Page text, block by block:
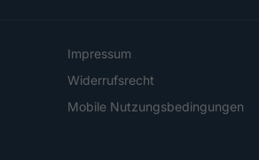
Impressum
Widerrufsrecht
Mobile Nutzungsbedingungen